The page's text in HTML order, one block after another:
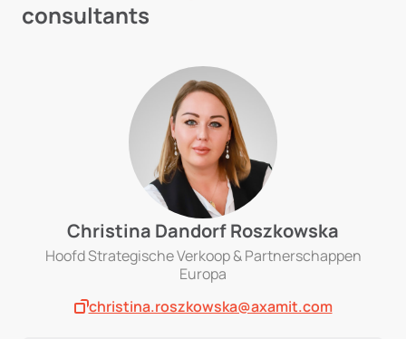
consultants
Christina Dandorf Roszkowska
Hoofd Strategische Verkoop & Partnerschappen
Europa
christina.roszkowska@axamit.com